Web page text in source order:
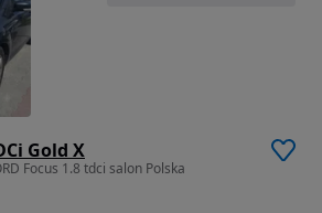
Gold X
Focus 1.8 tdci salon Polska